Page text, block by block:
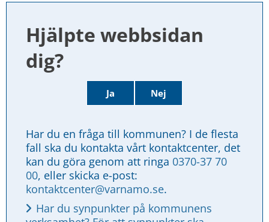
Hjälpte webbsidan
dig?
Ja Nej
Har du en fråga till kommunen? I de flesta
fall ska du kontakta vårt kontaktcenter, det
kan du göra genom att ringa 0370-37 70
00
kontaktcenter@varnamo.se.
Har du synpunkter på kommunens